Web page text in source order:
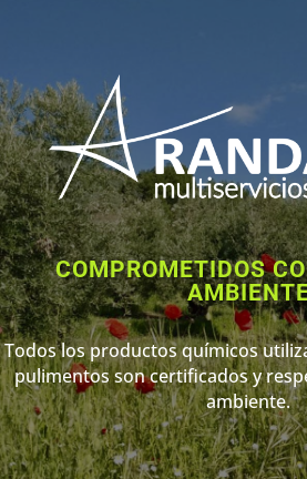
COMPROMETIDOS
Todos los productos químicos
pulimentos son certificados y
ambiente.